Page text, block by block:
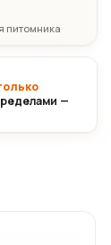
питомника
—